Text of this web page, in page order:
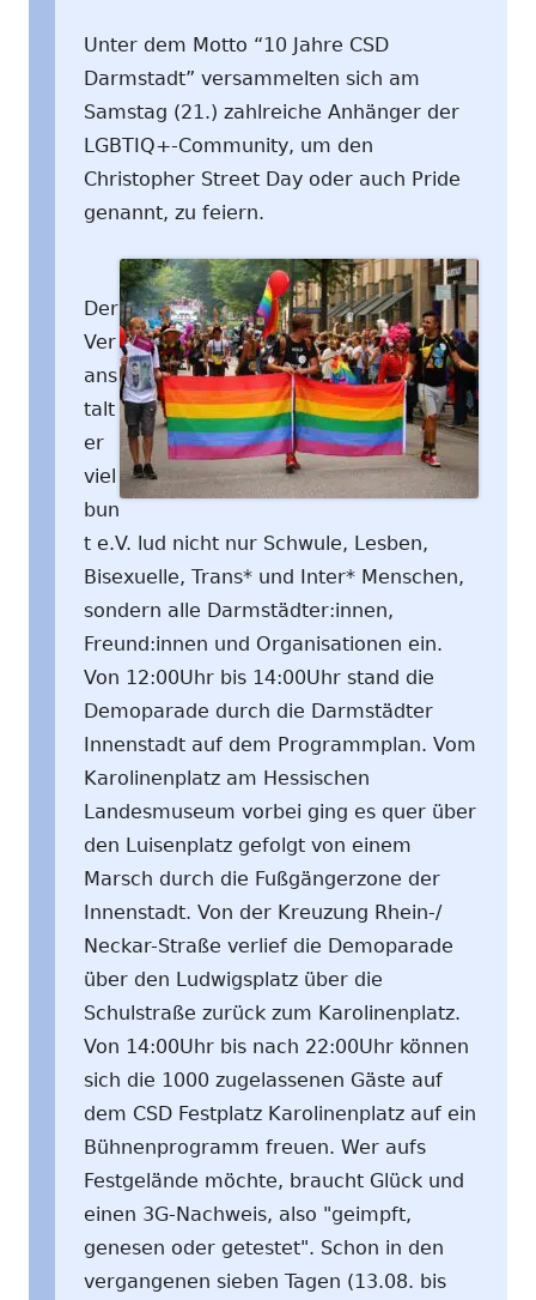
Unter dem Motto “10 Jahre CSD
Darmstadt” versammelten sich am
Samstag (21.) zahlreiche Anhänger der
LGBTIQ+-Community, um den
Christopher Street Day oder auch Pride
genannt, zu feiern.
Der
Ver
ans
talt
er
viel
bun
t e.V. lud nicht nur Schwule, Lesben,
Bisexuelle, Trans* und Inter* Menschen,
sondern alle Darmstädter:innen,
Freund:innen und Organisationen ein.
Von 12:00Uhr bis 14:00Uhr stand die
Demoparade durch die Darmstädter
Innenstadt auf dem Programmplan. Vom
Karolinenplatz am Hessischen
Landesmuseum vorbei ging es quer über
den Luisenplatz gefolgt von einem
Marsch durch die Fußgängerzone der
Innenstadt. Von der Kreuzung Rhein-/
Neckar-Straße verlief die Demoparade
über den Ludwigsplatz über die
Schulstraße zurück zum Karolinenplatz.
Von 14:00Uhr bis nach 22:00Uhr können
sich die 1000 zugelassenen Gäste auf
dem CSD Festplatz Karolinenplatz auf ein
Bühnenprogramm freuen. Wer aufs
Festgelände möchte, braucht Glück und
einen 3G-Nachweis, also "geimpft,
genesen oder getestet". Schon in den
vergangenen sieben Tagen (13.08. bis